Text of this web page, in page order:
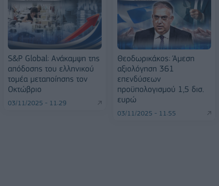
S&P Global: Ανάκαμψη της
απόδοσης του ελληνικού
τομέα μεταποίησης τον
Οκτώβριο
03/11/2025 - 11:29
Θεοδωρικάκος: Άμεση
αξιολόγηση 361
επενδύσεων
προϋπολογισμού 1,5 δισ.
ευρώ
03/11/2025 - 11:55